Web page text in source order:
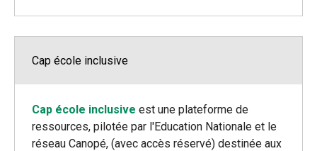
Cap école inclusive
Cap école inclusive est une plateforme de
ressources, pilotée par l'Education Nationale et le
réseau Canopé, (avec accès réservé) destinée aux